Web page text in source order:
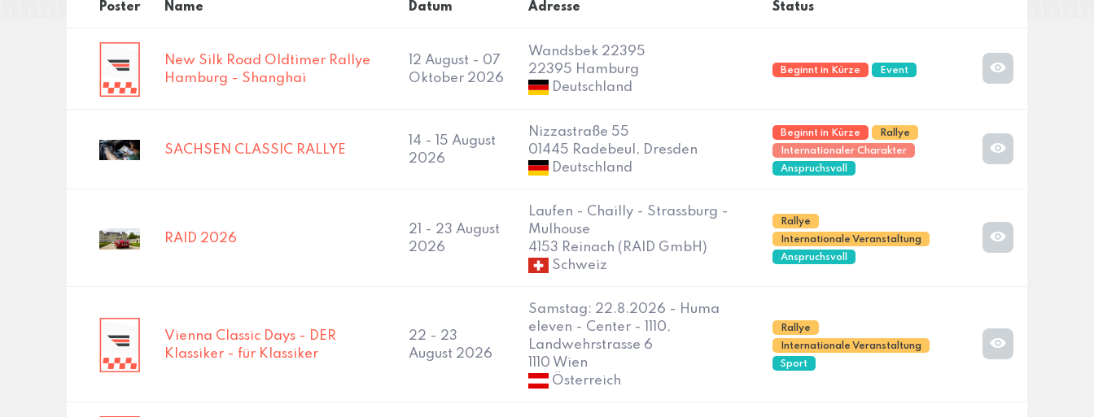
Poster Name Datum Adresse Status
New Silk Road Oldtimer Rallye
Hamburg - Shanghai
12 August - 07
Oktober 2026
Wandsbek 22395
22395 Hamburg
Deutschland
Beginnt in Kürze Event
SACHSEN CLASSIC RALLYE
14 - 15 August
2026
Nizzastraße 55
01445 Radebeul, Dresden
Deutschland
Beginnt in Kürze
Rallye
Internationaler Charakter
Anspruchsvoll
RAID 2026
21 - 23 August
2026
Laufen - Chailly - Strassburg -
Mulhouse
4153 Reinach (RAID GmbH)
Schweiz
Rallye
Internationale Veranstaltung
Anspruchsvoll
Vienna Classic Days - DER
Klassiker - für Klassiker
22 - 23
August 2026
Samstag: 22.8.2026 - Huma
eleven - Center - 1110,
Landwehrstrasse 6
1110 Wien
Österreich
Rallye
Internationale Veranstaltung
Sport